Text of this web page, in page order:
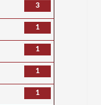
3
1
1
1
1